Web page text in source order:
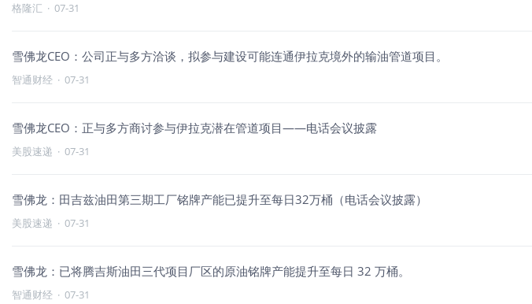
格隆汇 · 07-31
雪佛龙CEO：公司正与多方洽谈，拟参与建设可能连通伊拉克境外的输油管道项目。
智通财经 · 07-31
雪佛龙CEO：正与多方商讨参与伊拉克潜在管道项目——电话会议披露
美股速递 · 07-31
雪佛龙：田吉兹油田第三期工厂铭牌产能已提升至每日32万桶（电话会议披露）
美股速递 · 07-31
雪佛龙：已将腾吉斯油田三代项目厂区的原油铭牌产能提升至每日 32 万桶。
智通财经 · 07-31